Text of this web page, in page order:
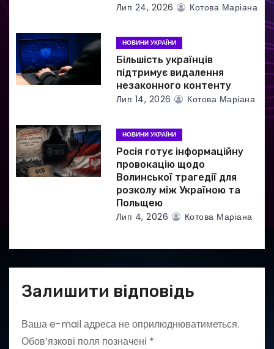
Лип 24, 2026 Котова Маріана
НОВИНИ УКРАЇНИ
Більшість українців
підтримує видалення
незаконного контенту
Лип 14, 2026 Котова Маріана
НОВИНИ УКРАЇНИ
Росія готує інформаційну
провокацію щодо
Волинської трагедії для
розколу між Україною та
Польщею
Лип 4, 2026 Котова Маріана
Залишити відповідь
Ваша e-mail адреса не оприлюднюватиметься.
Обов’язкові поля позначені *